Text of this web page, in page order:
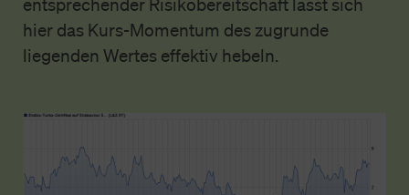
entsprechender Risikobereitschaft lässt sich
hier das Kurs-Momentum des zugrunde
liegenden Wertes effektiv hebeln.